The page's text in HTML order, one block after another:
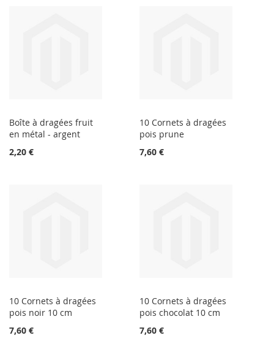
Boîte à dragées fruit
en métal - argent
2,20 €
10 Cornets à dragées
pois prune
7,60 €
10 Cornets à dragées
pois noir 10 cm
7,60 €
10 Cornets à dragées
pois chocolat 10 cm
7,60 €